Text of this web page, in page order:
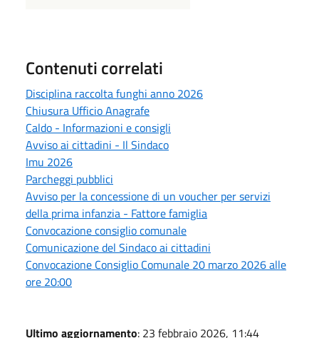
Contenuti correlati
Disciplina raccolta funghi anno 2026
Chiusura Ufficio Anagrafe
Caldo - Informazioni e consigli
Avviso ai cittadini - Il Sindaco
Imu 2026
Parcheggi pubblici
Avviso per la concessione di un voucher per servizi
della prima infanzia - Fattore famiglia
Convocazione consiglio comunale
Comunicazione del Sindaco ai cittadini
Convocazione Consiglio Comunale 20 marzo 2026 alle
ore 20:00
Ultimo aggiornamento: 23 febbraio 2026, 11:44